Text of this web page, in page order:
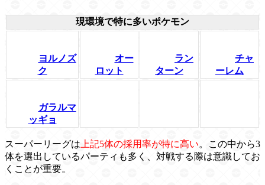
現環境で特に多いポケモン
ヨルノズ
ク
オー
ロット
ラン
ターン
チャ
ーレム
ガラルマ
ッギョ
スーパーリーグは上記5体の採用率が特に高い。この中から3
体を選出しているパーティも多く、対戦する際は意識してお
くことが重要。